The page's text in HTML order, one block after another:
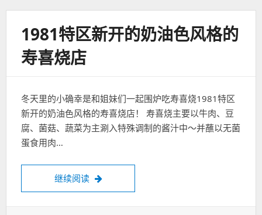
1981特区新开的奶油色风格的
寿喜烧店
冬天里的小确幸是和姐妹们一起围炉吃寿喜烧1981特区
新开的奶油色风格的寿喜烧店！ 寿喜烧主要以牛肉、豆
腐、菌菇、蔬菜为主涮入特殊调制的酱汁中～并蘸以无菌
蛋食用肉…
继续阅读 1981特区新开的奶油色风格的寿喜烧店